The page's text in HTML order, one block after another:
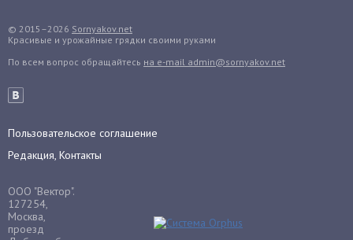
Дайкон
Декабрист
Денежное дерево
Диффенбахия
Дыня
Ежевика
© 2015–2026 Sornyakov.net
Красивые и урожайные грядки своими руками
По всем вопрос обращайтесь на e-mail admin@sornyakov.net
Пользовательское соглашение
Редакция, Контакты
ООО "Вектор".
127254,
Москва,
проезд